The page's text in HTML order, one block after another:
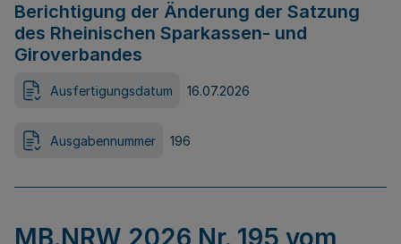
Berichtigung der Änderung der Satzung
des Rheinischen Sparkassen- und
Giroverbandes
Ausfertigungsdatum 16.07.2026
Ausgabennummer 196
MB.NRW 2026 Nr. 195 vom